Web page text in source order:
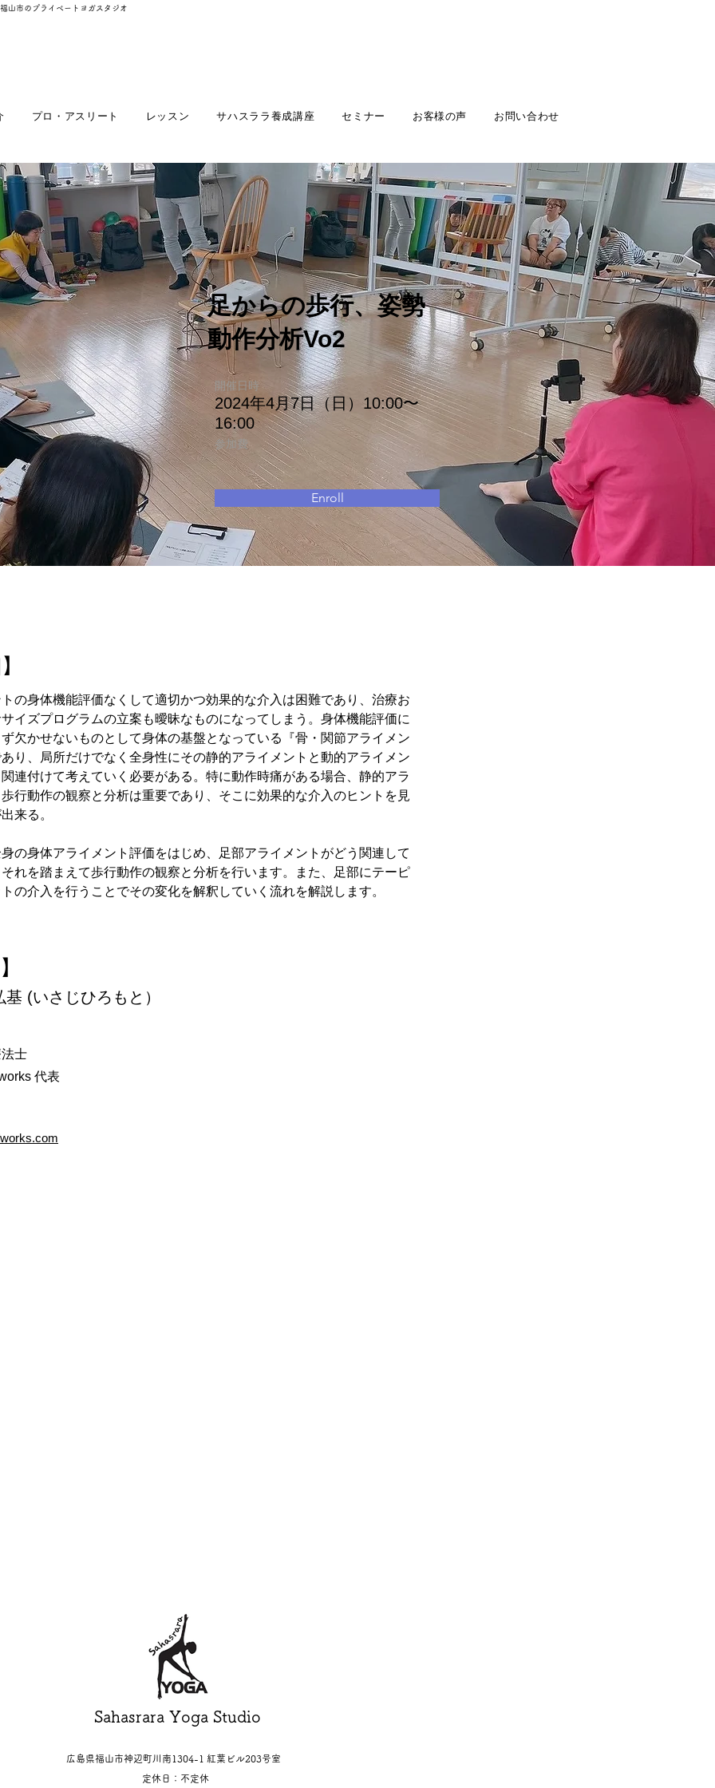
山市のプライベートヨガスタジオ
プロ・アスリート レッスン サハスララ養成講座 セミナー お客様の声 お問い合わせ
足からの歩行、姿勢
動作分析Vo2
開催日時
2024年4月7日（日）10:00〜
16:00
参加費
Enroll
の身体機能評価なくして適切かつ効果的な介入は困難であり、治療お
イズプログラムの立案も曖昧なものになってしまう。身体機能評価に
欠かせないものとして身体の基盤となっている『骨・関節アライメン
あり、局所だけでなく全身性にその静的アライメントと動的アライメン
関連付けて考えていく必要がある。特に動作時痛がある場合、静的アラ
行動作の観察と分析は重要であり、そこに効果的な介入のヒントを見
来る。
の身体アライメント評価をはじめ、足部アライメントがどう関連して
れを踏まえて歩行動作の観察と分析を行います。また、足部にテーピ
の介入を行うことでその変化を解釈していく流れを解説します。
(いさじひろもと）
士
代表
​Sahasrara Yoga Studio
広島県福山市神辺町川南1304-1 紅葉ビル203号室
​定休日：不定休